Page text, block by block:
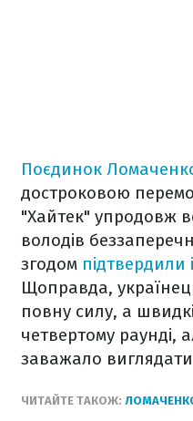
Поєдинок
достроковою
"Хайтек" упродовж
володів
згодом підтвердили
Щоправда,
повну силу, а
четвертому раунді,
заважало
ЧИТАЙТЕ ТАКОЖ: